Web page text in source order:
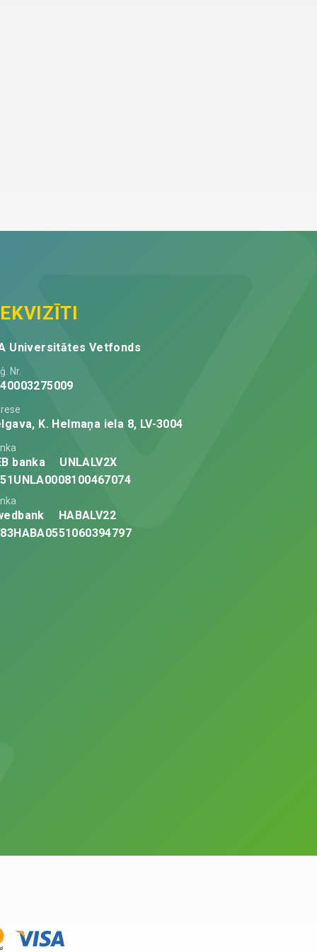
Universitātes Vetfonds
Nr.
K. Helmaņa iela 8, LV-3004
banka
UNLALV2X
HABALV22